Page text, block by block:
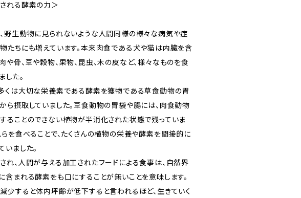
れる酵素の力＞
野生動物に見られないような人間同様の様々な病気や症
たちにも増えています。本来肉食である犬や猫は内臓を含
や骨、草や穀物、果物、昆虫、木の皮など、様々なものを食
した。
くは大切な栄養素である酵素を獲物である草食動物の胃
ら摂取していました。草食動物の胃袋や腸には、肉食動物
ることのできない植物が半消化された状態で残っていま
らを食べることで、たくさんの植物の栄養や酵素を間接的に
いました。
れ、人間が与える加工されたフードによる食事は、自然界
含まれる酵素をも口にすることが無いことを意味します。
少すると体内坪齢が低下すると言われるほど、生きていく